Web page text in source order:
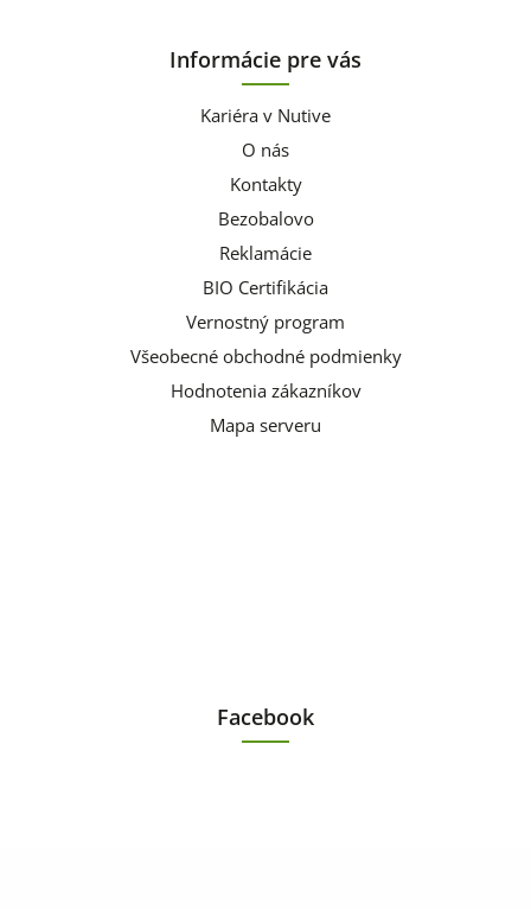
Informácie pre vás
Kariéra v Nutive
O nás
Kontakty
Bezobalovo
Reklamácie
BIO Certifikácia
Vernostný program
Všeobecné obchodné podmienky
Hodnotenia zákazníkov
Mapa serveru
Facebook